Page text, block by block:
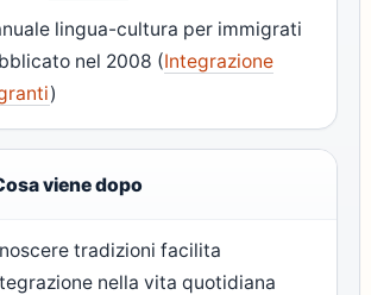
lingua-cultura per immigrati
nel 2008 (Integrazione
)
viene dopo
tradizioni facilita
nella vita quotidiana